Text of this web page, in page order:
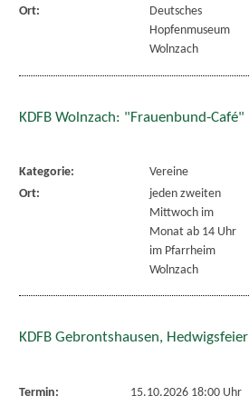
Ort:
Deutsches
Hopfenmuseum
Wolnzach
KDFB Wolnzach: "Frauenbund-Café"
Kategorie:
Vereine
Ort:
jeden zweiten
Mittwoch im
Monat ab 14 Uhr
im Pfarrheim
Wolnzach
KDFB Gebrontshausen, Hedwigsfeier
Termin:
15.10.2026 18:00 Uhr